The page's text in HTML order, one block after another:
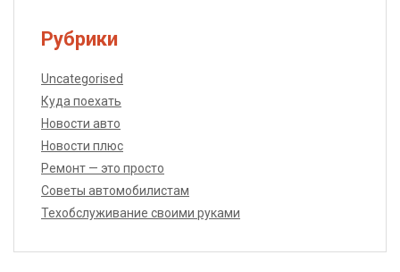
Рубрики
Uncategorised
Куда поехать
Новости авто
Новости плюс
Ремонт — это просто
Советы автомобилистам
Техобслуживание своими руками